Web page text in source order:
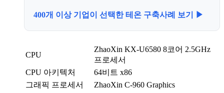
400개 이상 기업이 선택한 테온 구축사례 보기 ▶
CPU
ZhaoXin KX-U6580 8코어 2.5GHz
프로세서
CPU 아키텍처
64비트 x86
그래픽 프로세서
ZhaoXin C-960 Graphics